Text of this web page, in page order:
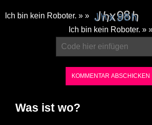
Ich bin kein Roboter. » »
Ich bin kein Roboter. »
Was ist wo?